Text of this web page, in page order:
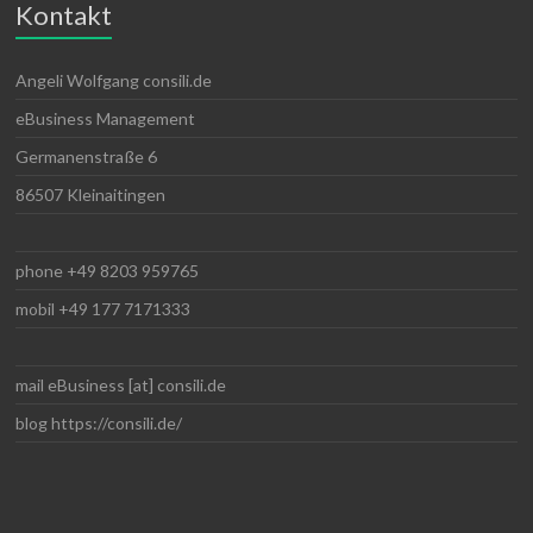
Kontakt
Angeli Wolfgang consili.de
eBusiness Management
Germanenstraße 6
86507 Kleinaitingen
phone +49 8203 959765
mobil +49 177 7171333
mail eBusiness [at] consili.de
blog https://consili.de/